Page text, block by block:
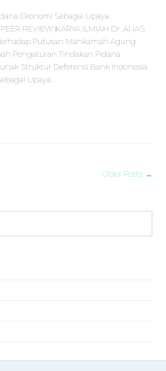
Ekonomi Sebagai Upaya
REVIEW KARYA ILMIAH Dr. ANAS
Putusan Mahkamah Agung
Pengaturan Tindakan Pidana
Struktur Deferensi Bank Indonesia
Upaya…
Older Posts →